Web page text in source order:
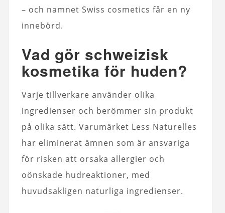
– och namnet Swiss cosmetics får en ny
innebörd.
Vad gör schweizisk
kosmetika för huden?
Varje tillverkare använder olika
ingredienser och berömmer sin produkt
på olika sätt. Varumärket Less Naturelles
har eliminerat ämnen som är ansvariga
för risken att orsaka allergier och
oönskade hudreaktioner, med
huvudsakligen naturliga ingredienser.